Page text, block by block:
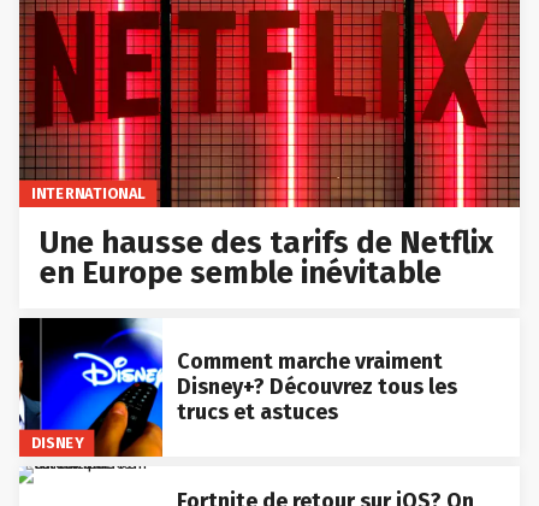
INTERNATIONAL
Une hausse des tarifs de Netflix
en Europe semble inévitable
DISNEY
Comment marche vraiment
Disney+? Découvrez tous les
trucs et astuces